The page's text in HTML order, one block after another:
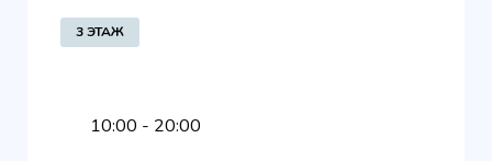
3 ЭТАЖ
10:00 - 20:00